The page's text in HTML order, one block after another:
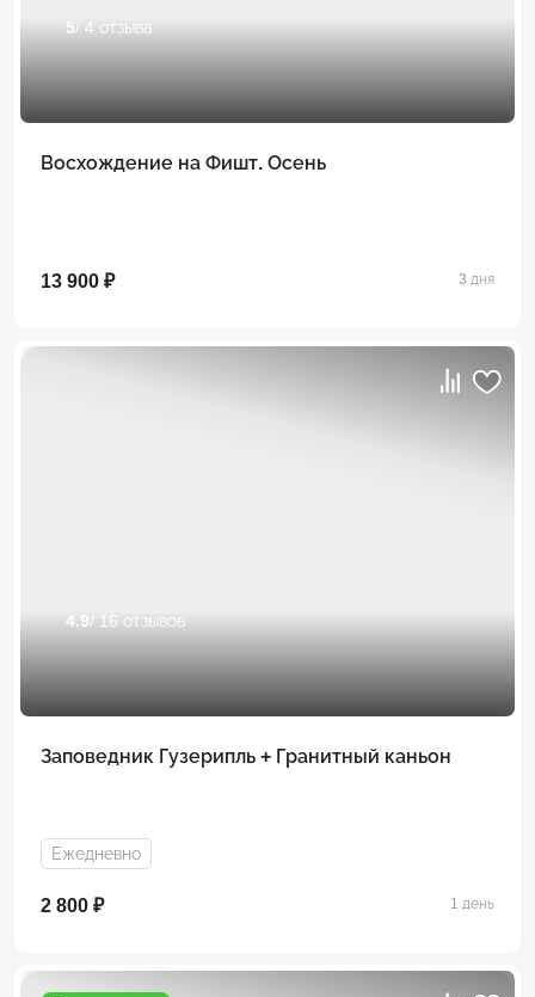
5/ 4 отзыва
Восхождение на Фишт. Осень
13 900 ₽ 3 дня
4.9 / 16 отзывов
Заповедник Гузерипль + Гранитный каньон
Ежедневно
2 800 ₽ 1 день